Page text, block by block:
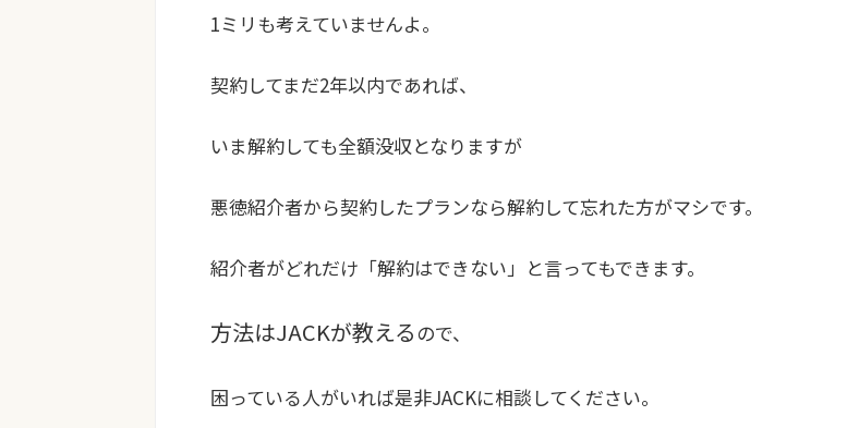
1ミリも考えていませんよ。
契約してまだ2年以内であれば、
いま解約しても全額没収となりますが
悪徳紹介者から契約したプランなら解約して忘れた方がマシです。
紹介者がどれだけ「解約はできない」と言ってもできます。
方法はJACKが教えるので、
困っている人がいれば是非JACKに相談してください。